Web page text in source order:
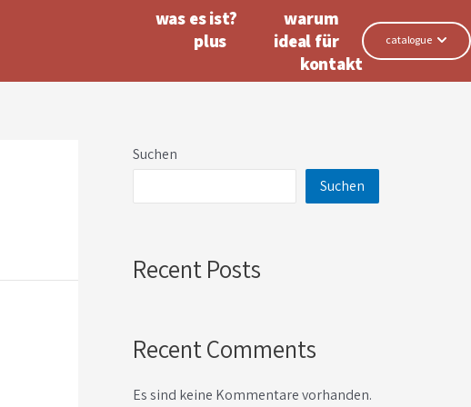
was es ist?
warum
plus
ideal für
kontakt
catalogue
Suchen
Suchen
Recent Posts
Recent Comments
Es sind keine Kommentare vorhanden.